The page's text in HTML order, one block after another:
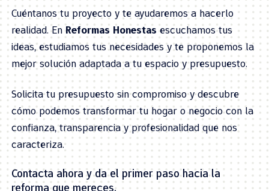
Cuéntanos tu proyecto y te ayudaremos a hacerlo
realidad. EnReformas Honestasescuchamos tus
ideas, estudiamos tus necesidades y te proponemos la
mejor solución adaptada a tu espacio y presupuesto.
Solicita tu presupuesto sin compromiso y descubre
cómo podemos transformar tu hogar o negocio con la
confianza, transparencia y profesionalidad que nos
caracteriza.
Contacta ahora y da el primer paso hacia la
reforma que mereces.